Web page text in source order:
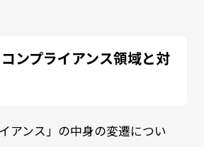
ンプライアンス領域と対
アンス」の中身の変遷につい